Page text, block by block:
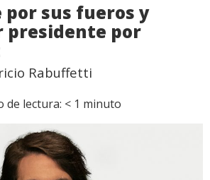
por sus fueros y
presidente por
Rabuffetti
de lectura: < 1 minuto